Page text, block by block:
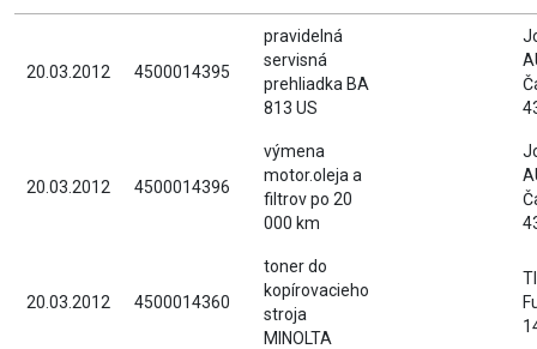
20.03.2012 4500014395
pravidelná
servisná
prehliadka BA
813 US
20.03.2012 4500014396
výmena
motor.oleja a
filtrov po 20
000 km
20.03.2012 4500014360
toner do
kopírovacieho
stroja
MINOLTA